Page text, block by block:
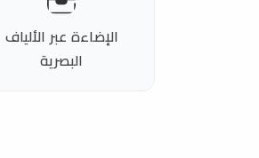
الإضاءة عبر الألياف
البصرية